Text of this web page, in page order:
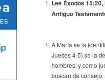
Lee Éxodos
Antiguo
A María se la
Jueces 4-5) se la
hombres, y como
buscan de